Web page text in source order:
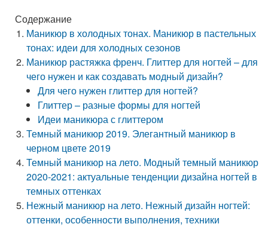
Содержание
Маникюр в холодных тонах. Маникюр в пастельных
тонах: идеи для холодных сезонов
Маникюр растяжка френч. Глиттер для ногтей – для
чего нужен и как создавать модный дизайн?
Для чего нужен глиттер для ногтей?
Глиттер – разные формы для ногтей
Идеи маникюра с глиттером
Темный маникюр 2019. Элегантный маникюр в
черном цвете 2019
Темный маникюр на лето. Модный темный маникюр
2020-2021: актуальные тенденции дизайна ногтей в
темных оттенках
Нежный маникюр на лето. Нежный дизайн ногтей:
оттенки, особенности выполнения, техники